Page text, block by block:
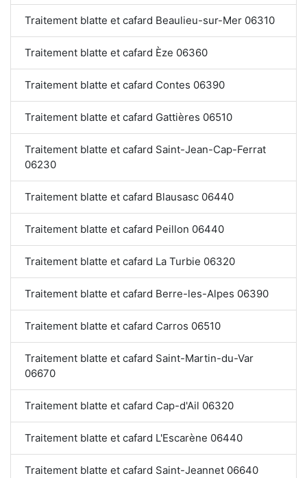
Traitement blatte et cafard Beaulieu-sur-Mer 06310
Traitement blatte et cafard Èze 06360
Traitement blatte et cafard Contes 06390
Traitement blatte et cafard Gattières 06510
Traitement blatte et cafard Saint-Jean-Cap-Ferrat
06230
Traitement blatte et cafard Blausasc 06440
Traitement blatte et cafard Peillon 06440
Traitement blatte et cafard La Turbie 06320
Traitement blatte et cafard Berre-les-Alpes 06390
Traitement blatte et cafard Carros 06510
Traitement blatte et cafard Saint-Martin-du-Var
06670
Traitement blatte et cafard Cap-d'Ail 06320
Traitement blatte et cafard L'Escarène 06440
Traitement blatte et cafard Saint-Jeannet 06640